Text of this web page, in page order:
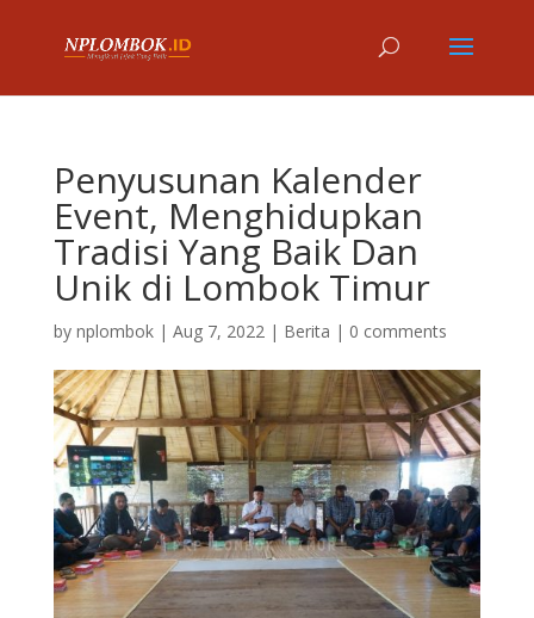
Penyusunan Kalender
Event, Menghidupkan
Tradisi Yang Baik Dan
Unik di Lombok Timur
by nplombok| Aug 7, 2022| Berita | 0 comments